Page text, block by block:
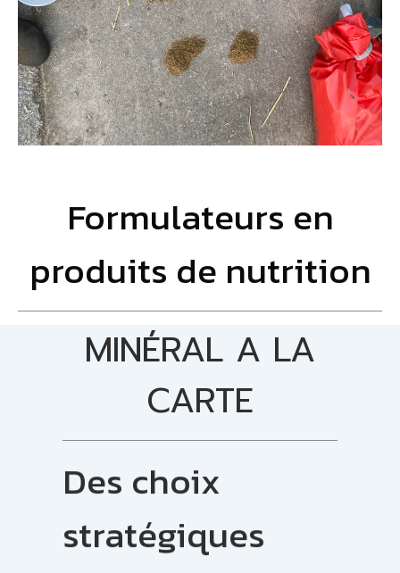
Formulateurs en
produits de nutrition
MINÉRAL A LA
CARTE
Des choix
stratégiques